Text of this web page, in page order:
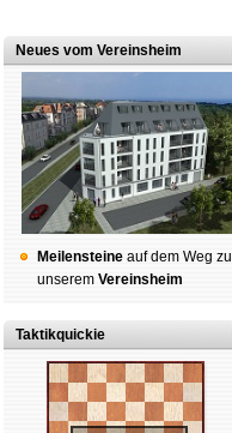
Neues vom Vereinsheim
Mei­len­stei­ne auf dem Weg zu
un­se­rem Ver­eins­heim
Taktikquickie